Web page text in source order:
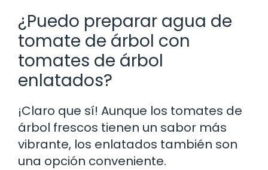
¿Puedo preparar agua de
tomate de árbol con
tomates de árbol
enlatados?
¡Claro que sí! Aunque los tomates de
árbol frescos tienen un sabor más
vibrante, los enlatados también son
una opción conveniente.